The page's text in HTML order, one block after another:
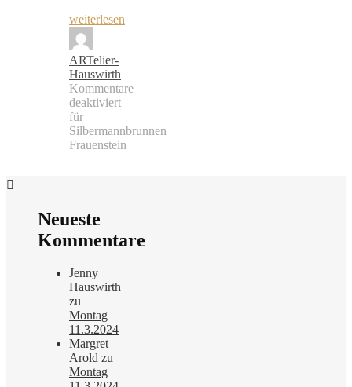
weiterlesen
ARTelier-
Hauswirth
Kommentare
deaktiviert
für
Silbermannbrunnen
Frauenstein
Neueste
Kommentare
Jenny
Hauswirth
zu
Montag
11.3.2024
Margret
Arold zu
Montag